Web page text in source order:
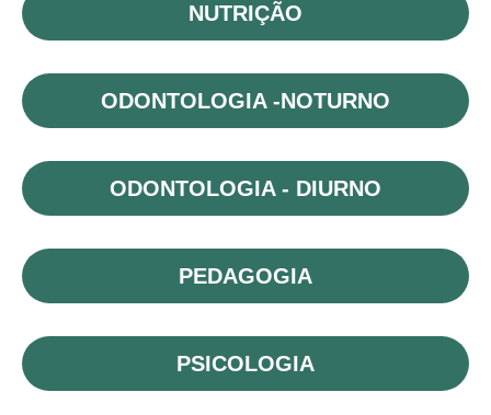
NUTRIÇÃO
ODONTOLOGIA -NOTURNO
ODONTOLOGIA - DIURNO
PEDAGOGIA
PSICOLOGIA